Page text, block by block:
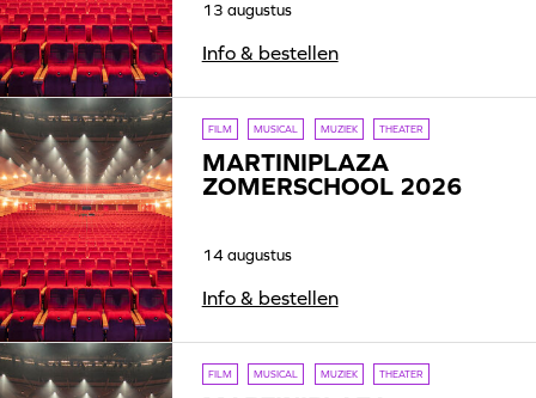
13 augustus
Info & bestellen
FILM MUSICAL MUZIEK THEATER
MARTINIPLAZA
ZOMERSCHOOL 2026
14 augustus
Info & bestellen
FILM MUSICAL MUZIEK THEATER